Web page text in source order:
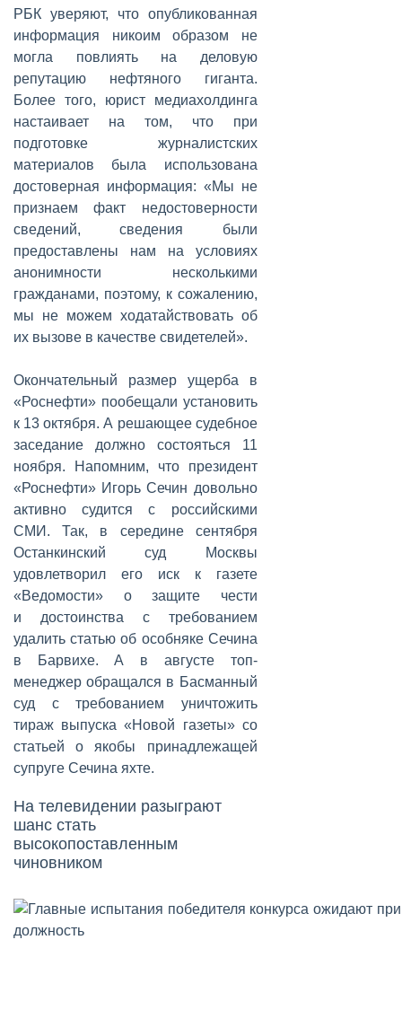
РБК уверяют, что опубликованная
информация никоим образом не
могла повлиять на деловую
репутацию нефтяного гиганта.
Более того, юрист медиахолдинга
настаивает на том, что при
подготовке журналистских
материалов была использована
достоверная информация: «Мы не
признаем факт недостоверности
сведений, сведения были
предоставлены нам на условиях
анонимности несколькими
гражданами, поэтому, к сожалению,
мы не можем ходатайствовать об
их вызове в качестве свидетелей».
Окончательный размер ущерба в
«Роснефти» пообещали установить
к 13 октября. А решающее судебное
заседание должно состояться 11
ноября. Напомним, что президент
«Роснефти» Игорь Сечин довольно
активно судится с российскими
СМИ. Так, в середине сентября
Останкинский суд Москвы
удовлетворил его иск к газете
«Ведомости» о защите чести
и достоинства с требованием
удалить статью об особняке Сечина
в Барвихе. А в августе топ-
менеджер обращался в Басманный
суд с требованием уничтожить
тираж выпуска «Новой газеты» со
статьей о якобы принадлежащей
супруге Сечина яхте.
На телевидении разыграют
шанс стать
высокопоставленным
чиновником